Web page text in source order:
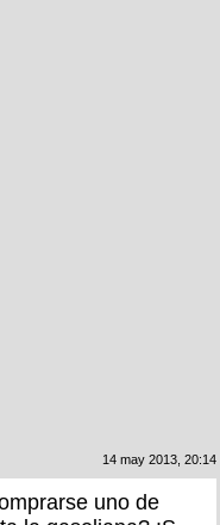
14 may 2013, 20:14
uno de